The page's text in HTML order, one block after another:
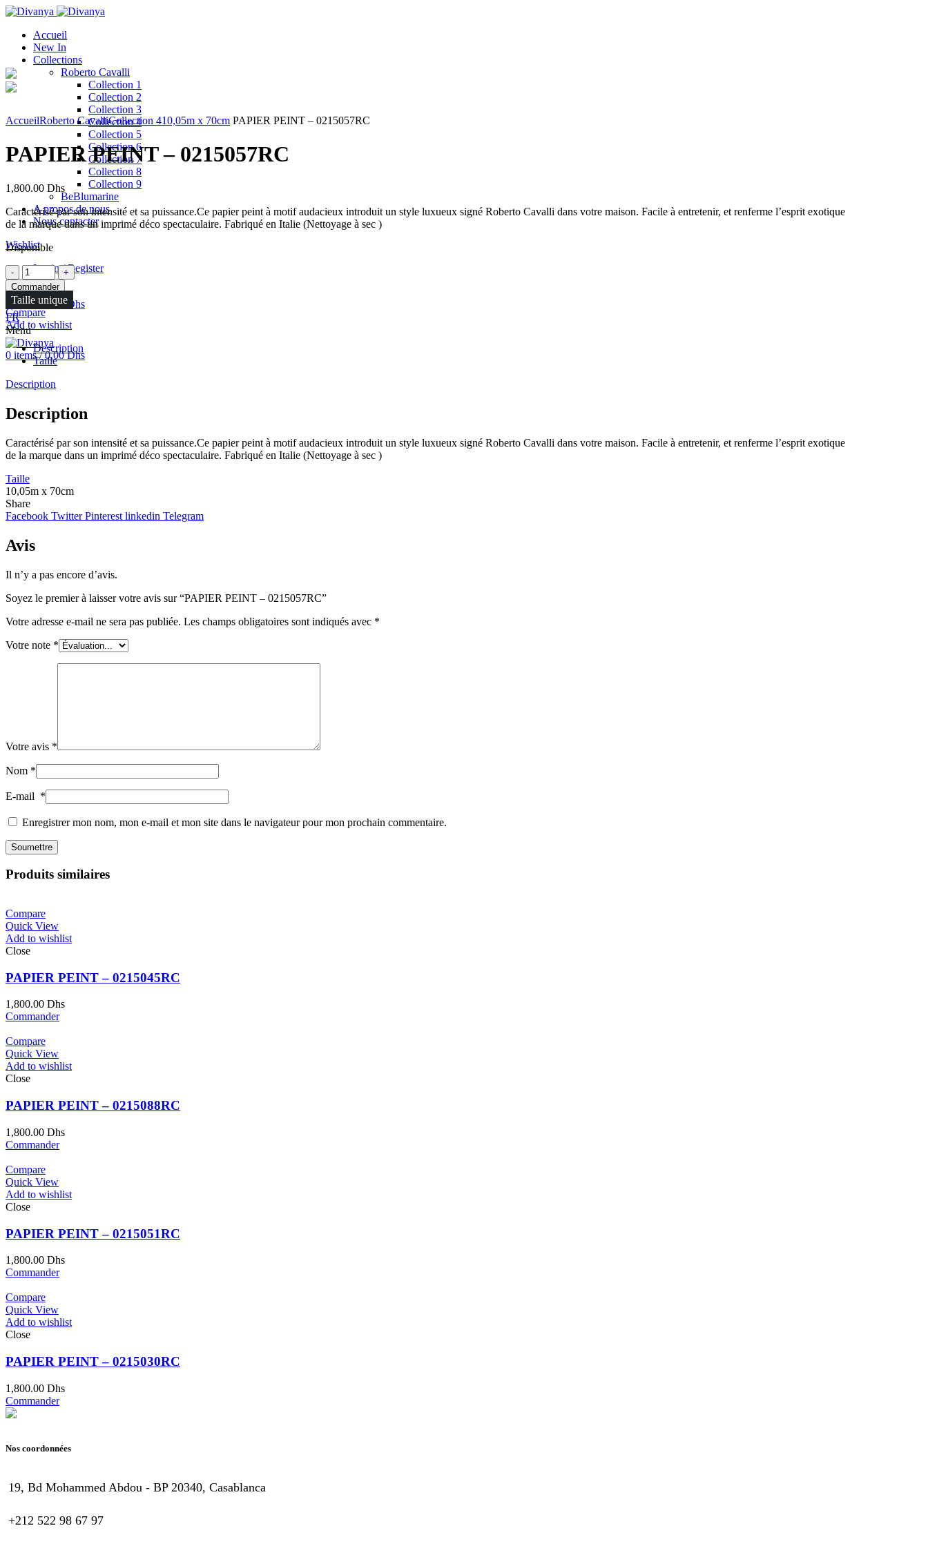
Accueil
New In
Collections
Roberto Cavalli
Collection 1
Collection 2
Collection 3
Collection 4
Collection 5
Collection 6
Collection 7
Collection 8
Collection 9
BeBlumarine
A propos de nous
Nous contacter
Wishlist
Login / Register
0items / 0.00Dhs
FR
Menu
0 items / 0.00Dhs
AccueilRoberto CavalliCollection 410,05m x 70cm PAPIER PEINT – 0215057RC
PAPIER PEINT – 0215057RC
1,800.00 Dhs
Caractérisé par son intensité et sa puissance.Ce papier peint à motif audacieux introduit un style luxueux signé Roberto Cavalli dans votre maison. Facile à entretenir, et renferme l’esprit exotique
de la marque dans un imprimé déco spectaculaire. Fabriqué en Italie (Nettoyage à sec )
Disponible
Quantité
Commander
Taille unique
Compare
Add to wishlist
Description
Taille
Description
Description
Caractérisé par son intensité et sa puissance.Ce papier peint à motif audacieux introduit un style luxueux signé Roberto Cavalli dans votre maison. Facile à entretenir, et renferme l’esprit exotique
de la marque dans un imprimé déco spectaculaire. Fabriqué en Italie (Nettoyage à sec )
Taille
10,05m x 70cm
Share
Facebook Twitter Pinterest linkedin Telegram
Avis
Il n’y a pas encore d’avis.
Soyez le premier à laisser votre avis sur “PAPIER PEINT – 0215057RC”
Votre adresse e-mail ne sera pas publiée. Les champs obligatoires sont indiqués avec *
Votre note *
Votre avis *
Nom *
E-mail *
Enregistrer mon nom, mon e-mail et mon site dans le navigateur pour mon prochain commentaire.
Produits similaires
Compare
Quick View
Add to wishlist
Close
PAPIER PEINT – 0215045RC
1,800.00 Dhs
Commander
Compare
Quick View
Add to wishlist
Close
PAPIER PEINT – 0215088RC
1,800.00 Dhs
Commander
Compare
Quick View
Add to wishlist
Close
PAPIER PEINT – 0215051RC
1,800.00 Dhs
Commander
Compare
Quick View
Add to wishlist
Close
PAPIER PEINT – 0215030RC
1,800.00 Dhs
Commander
Nos coordonnées
19, Bd Mohammed Abdou - BP 20340, Casablanca
+212 522 98 67 97